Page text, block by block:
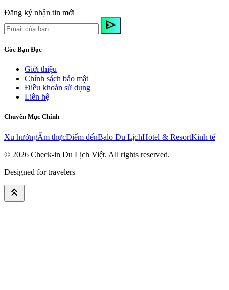
Đăng ký nhận tin mới
send
Góc Bạn Đọc
Giới thiệu
Chính sách bảo mật
Điều khoản sử dụng
Liên hệ
Chuyên Mục Chính
Xu hướngẨm thựcĐiểm đếnBalo Du LịchHotel & ResortKinh tế
© 2026 Check-in Du Lịch Việt. All rights reserved.
Designed for travelers
keyboard_double_arrow_up